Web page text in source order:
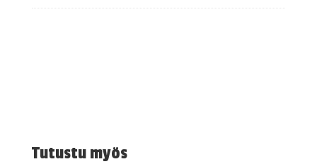
Tutustu myös